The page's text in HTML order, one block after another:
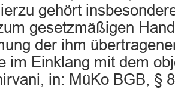
gehört
gesetzmäßigen
der ihm
im Einklang mit dem
in: MüKo BGB, §